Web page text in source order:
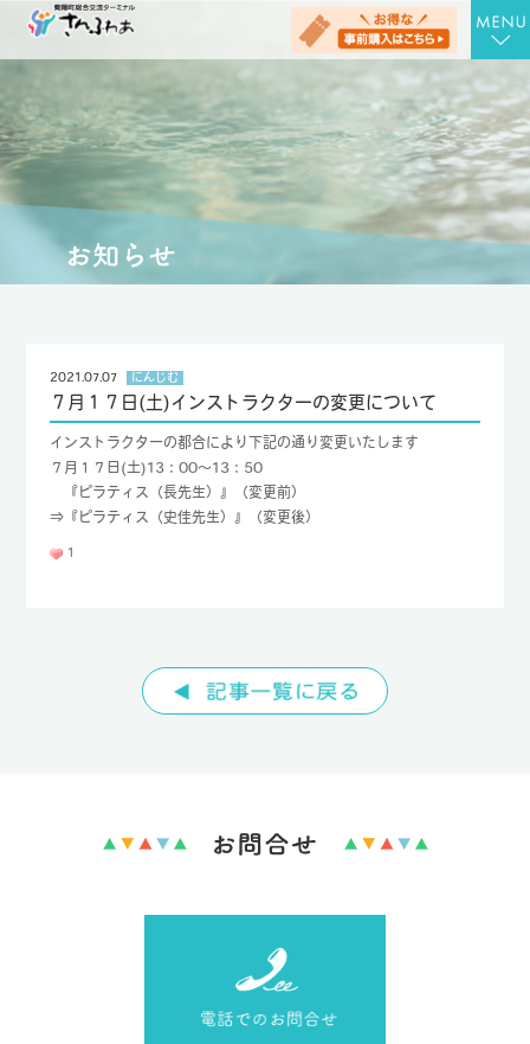
さんさんの湯
お食事処 さん膳
健康増進施設 にんじむ
お問合せ
アクセス
お知らせ
2021.07.07 にんじむ
７月１７日(土)インストラクターの変更について
インストラクターの都合により下記の通り変更いたします
７月１７日(土)13：00～13：50
『ピラティス（長先生）』（変更前）
⇒『ピラティス（史佳先生）』（変更後）
1